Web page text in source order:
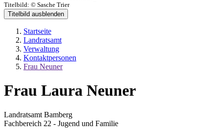
Titelbild: © Sasche Trier
Titelbild ausblenden
Startseite
Landratsamt
Verwaltung
Kontaktpersonen
Frau Neuner
Frau Laura Neuner
Landratsamt Bamberg
Fachbereich 22 - Jugend und Familie